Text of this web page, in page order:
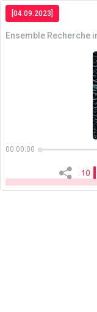
[04.09.2023]
Ensemble Recherche
00:00:00